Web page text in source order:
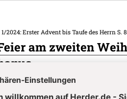
1/2024: Erster Advent bis Taufe des Herrn S.
am zweiten